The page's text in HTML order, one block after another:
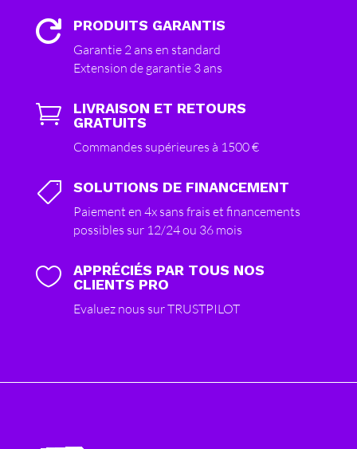
 PRODUITS GARANTIS
Garantie 2 ans en standard
Extension de garantie 3 ans

LIVRAISON ET RETOURS
GRATUITS
Commandes supérieures à 1500 €
 SOLUTIONS DE FINANCEMENT
Paiement en 4x sans frais et financements
possibles sur 12/24 ou 36 mois

APPRÉCIÉS PAR TOUS NOS
CLIENTS PRO
Evaluez nous sur TRUSTPILOT